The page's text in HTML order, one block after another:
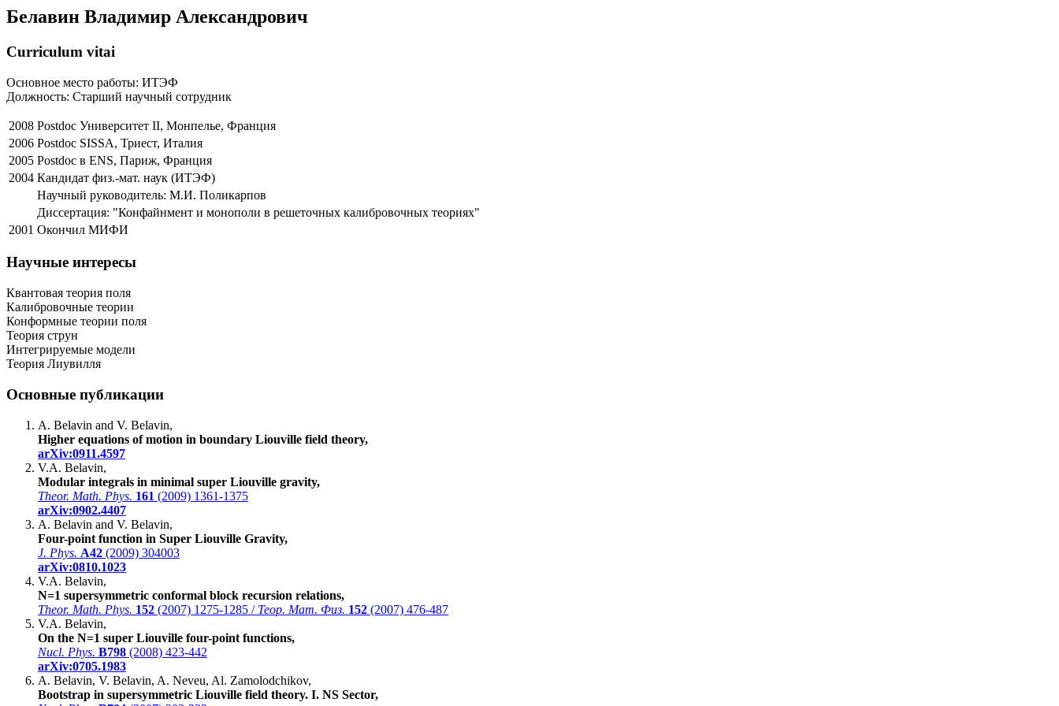
Белавин Владимир Александрович
Curriculum vitai
Основное место работы: ИТЭФ
Должность: Старший научный сотрудник
2008 Postdoc Университет II, Монпелье, Франция
2006 Postdoc SISSA, Триест, Италия
2005 Postdoc в ENS, Париж, Франция
2004 Кандидат физ.-мат. наук (ИТЭФ)
Научный руководитель: М.И. Поликарпов
Диссертация: "Конфайнмент и монополи в решеточных калибровочных теориях"
2001 Окончил МИФИ
Научные интересы
Квантовая теория поля
Калибровочные теории
Конформные теории поля
Теория струн
Интегрируемые модели
Теория Лиувилля
Основные публикации
A. Belavin and V. Belavin,
Higher equations of motion in boundary Liouville field theory,
arXiv:0911.4597
V.A. Belavin,
Modular integrals in minimal super Liouville gravity,
Theor. Math. Phys. 161 (2009) 1361-1375
arXiv:0902.4407
A. Belavin and V. Belavin,
Four-point function in Super Liouville Gravity,
J. Phys. A42 (2009) 304003
arXiv:0810.1023
V.A. Belavin,
N=1 supersymmetric conformal block recursion relations,
Theor. Math. Phys. 152 (2007) 1275-1285 / Теор. Мат. Физ. 152 (2007) 476-487
V.A. Belavin,
On the N=1 super Liouville four-point functions,
Nucl. Phys. B798 (2008) 423-442
arXiv:0705.1983
A. Belavin, V. Belavin, A. Neveu, Al. Zamolodchikov,
Bootstrap in supersymmetric Liouville field theory. I. NS Sector,